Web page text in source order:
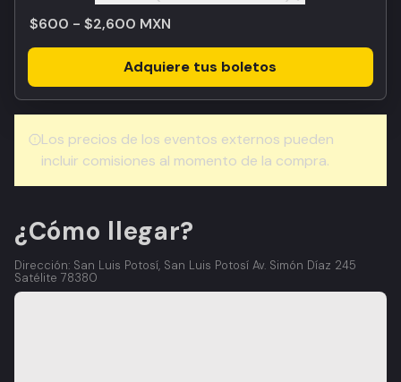
$600 - $2,600 MXN
Adquiere tus boletos
Los precios de los eventos externos pueden
incluir comisiones al momento de la compra.
¿Cómo llegar?
Dirección: San Luis Potosí, San Luis Potosí Av. Simón Díaz 245
Satélite 78380